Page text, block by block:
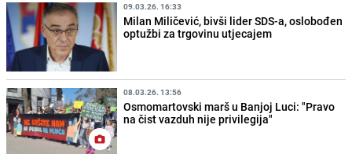
09.03.26. 16:33
Milan Miličević, bivši lider SDS-a, oslobođen
optužbi za trgovinu utjecajem
08.03.26. 13:56
Osmomartovski marš u Banjoj Luci: "Pravo
na čist vazduh nije privilegija"